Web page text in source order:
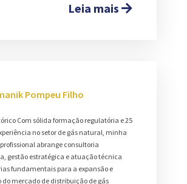
Leia mais
Pompeu Filho
Com sólida formação regulatória e 25
no setor de gás natural, minha
abrange consultoria
gestão estratégica e atuação técnica
fundamentais para a expansão e
do mercado de distribuição de gás